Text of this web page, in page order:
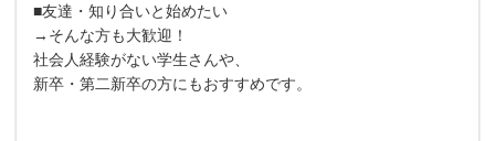
■友達・知り合いと始めたい
→そんな方も大歓迎！
社会人経験がない学生さんや、
新卒・第二新卒の方にもおすすめです。